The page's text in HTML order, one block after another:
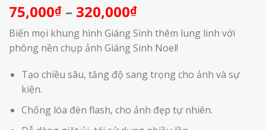
75,000₫ – 320,000₫Khoảng
giá:
từ
75,000₫
đến
320,000₫
Biến mọi khung hình Giáng Sinh thêm lung linh với
phông nền chụp ảnh Giáng Sinh Noel!
Tạo chiều sâu, tăng độ sang trọng cho ảnh và sự
kiện.
Chống lóa đèn flash, cho ảnh đẹp tự nhiên.